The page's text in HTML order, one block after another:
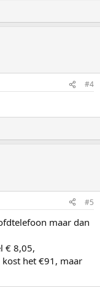
#4
#5
maar dan
€ 8,05,
het €91, maar